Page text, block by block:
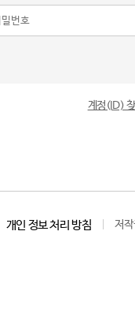
계정(ID)
개인 정보 처리 방침 저